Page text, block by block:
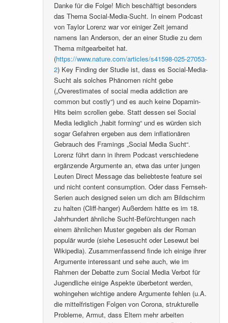
Danke für die Folge! Mich beschäftigt besonders
das Thema Social-Media-Sucht. In einem Podcast
von Taylor Lorenz war vor einiger Zeit jemand
namens Ian Anderson, der an einer Studie zu dem
Thema mitgearbeitet hat.
(https://www.nature.com/articles/s41598-025-27053-
2) Key Finding der Studie ist, dass es Social-Media-
Sucht als solches Phänomen nicht gebe
(„Overestimates of social media addiction are
common but costly“) und es auch keine Dopamin-
Hits beim scrollen gebe. Statt dessen sei Social
Media lediglich „habit forming“ und es würden sich
sogar Gefahren ergeben aus dem inflationären
Gebrauch des Framings „Social Media Sucht“.
Lorenz führt dann in ihrem Podcast verschiedene
ergänzende Argumente an, etwa das unter jungen
Leuten Direct Message das beliebteste feature sei
und nicht content consumption. Oder dass Fernseh-
Serien auch designed seien um dich am Bildschirm
zu halten (Cliff-hanger) Außerdem hätte es im 18.
Jahrhundert ähnliche Sucht-Befürchtungen nach
einem ähnlichen Muster gegeben als der Roman
populär wurde (siehe Lesesucht oder Lesewut bei
Wikipedia). Zusammenfassend finde ich einige ihrer
Argumente interessant und sehe auch, wie im
Rahmen der Debatte zum Social Media Verbot für
Jugendliche einige Aspekte überbetont werden,
wohingehen wichtige andere Argumente fehlen (u.A.
die mittelfristigen Folgen von Corona, strukturelle
Probleme, Armut, dass Eltern mehr arbeiten